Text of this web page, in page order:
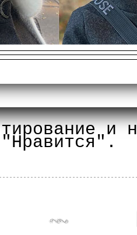
и
"Нравится".